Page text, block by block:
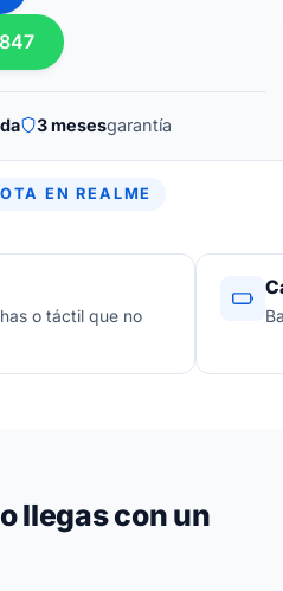
3 mesesgarantía
EN REALME
o táctil que no
llegas con un